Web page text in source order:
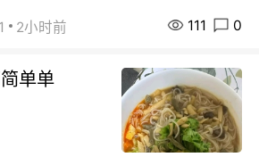
2小时前 111 0
单单